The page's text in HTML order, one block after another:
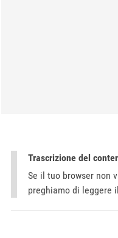
Trascrizione del
Se il tuo browser non
preghiamo di leggere